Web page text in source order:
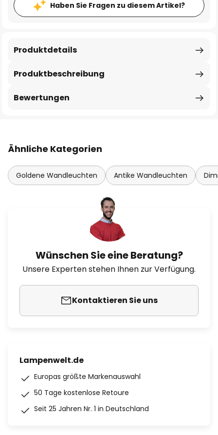
Haben Sie Fragen zu diesem Artikel?
Produktbeschreibung
Produktdetails
Bewertungen
Ähnliche Kategorien
Goldene Wandleuchten Antike Wandleuchten
Wünschen Sie eine Beratung?
Unsere Experten stehen Ihnen zur Verfügung.
Kontaktieren Sie uns
Lampenwelt.de
Europas größte Markenauswahl
50 Tage kostenlose Retoure
Seit 25 Jahren Nr. 1 in Deutschland